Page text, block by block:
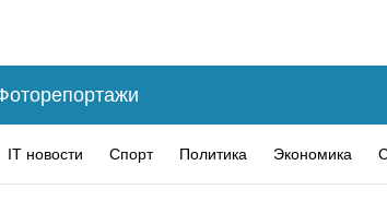
IT новости Спорт Политика Экономика